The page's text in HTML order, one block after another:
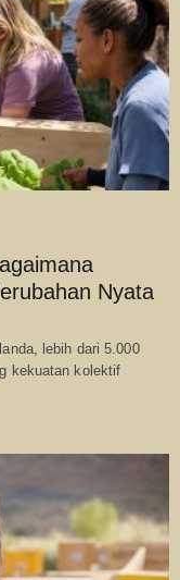
Nyata
lebih dari 5.000
kekuatan kolektif